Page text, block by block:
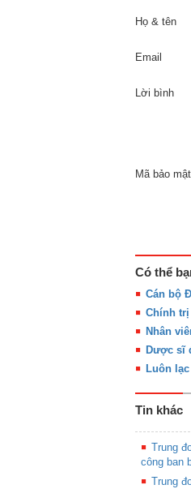
Họ & tên
Email
Lời bình
Mã bảo mật
Có thể
Cán bộ
Chính
Nhân
Dược sĩ
Luôn
Tin khác
Trung
công ban
Trung